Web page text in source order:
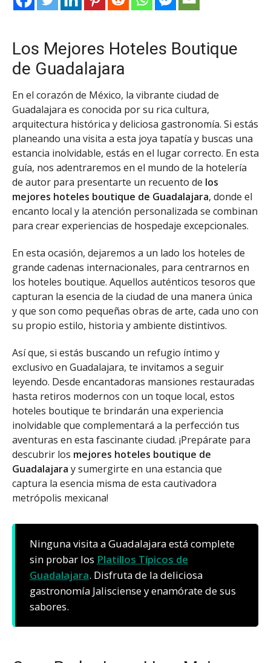
Los Mejores Hoteles Boutique
de Guadalajara
En el corazón de México, la vibrante ciudad de
Guadalajara es conocida por su rica cultura,
arquitectura histórica y deliciosa gastronomía. Si estás
planeando una visita a esta joya tapatía y buscas una
estancia inolvidable, estás en el lugar correcto. En esta
guía, nos adentraremos en el mundo de la hotelería
de autor para presentarte un recuento de los
mejores hoteles boutique de Guadalajara, donde el
encanto local y la atención personalizada se combinan
para crear experiencias de hospedaje excepcionales.
En esta ocasión, dejaremos a un lado los hoteles de
grande cadenas internacionales, para centrarnos en
los hoteles boutique. Aquellos auténticos tesoros que
capturan la esencia de la ciudad de una manera única
y que son como pequeñas obras de arte, cada uno con
su propio estilo, historia y ambiente distintivos.
Así que, si estás buscando un refugio íntimo y
exclusivo en Guadalajara, te invitamos a seguir
leyendo. Desde encantadoras mansiones restauradas
hasta retiros modernos con un toque local, estos
hoteles boutique te brindarán una experiencia
inolvidable que complementará a la perfección tus
aventuras en esta fascinante ciudad. ¡Prepárate para
descubrir los mejores hoteles boutique de
Guadalajara y sumergirte en una estancia que
captura la esencia misma de esta cautivadora
metrópolis mexicana!
Ninguna visita a Guadalajara está complete
sin probar los Platillos Típicos de
Guadalajara. Disfruta de la deliciosa
gastronomía Jalisciense y enamórate de sus
sabores.